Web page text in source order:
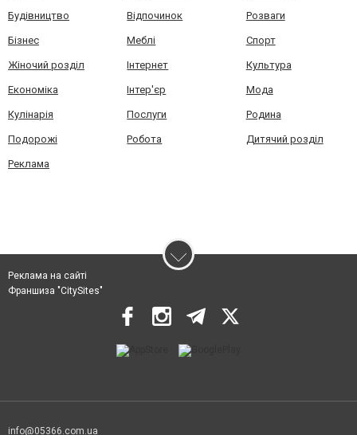
Будівництво Відпочинок Розваги
Бізнес Меблі Спорт
Жіночий розділ Інтернет Культура
Економіка Інтер'єр Мода
Кулінарія Послуги Родина
Подорожі Робота Дитячий розділ
Реклама
Реклама на сайті
Франшиза "CitySites"
info@05366.com.ua